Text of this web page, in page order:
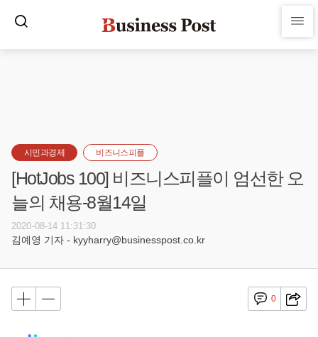
시민과경제 비즈니스피플
[HotJobs 100] 비즈니스피플이 엄선한 오
늘의 채용-8월14일
2020-08-14 11:31:30
김예영 기자 - kyyharry@businesspost.co.kr
0